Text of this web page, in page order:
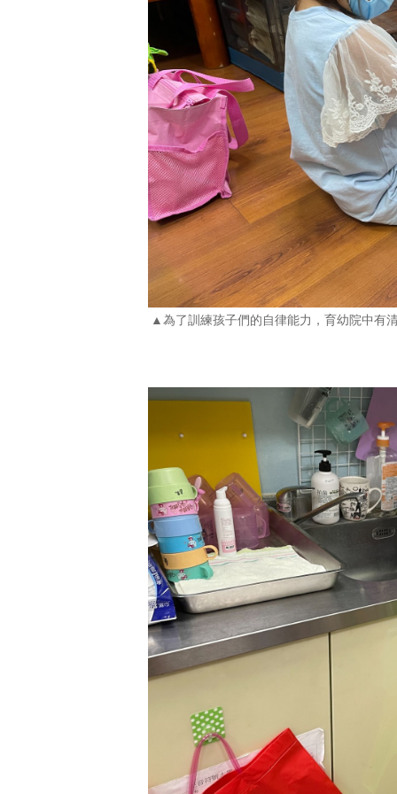
▲為了訓練孩子們的自律能力，育幼院中有